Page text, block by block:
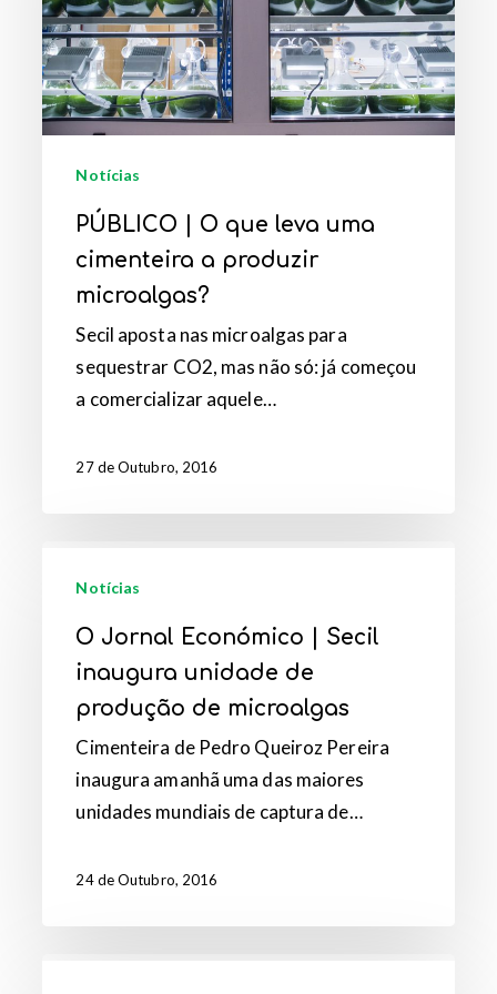
uma
cimenteira
a
produzir
microalgas?
Notícias
PÚBLICO | O que leva uma
cimenteira a produzir
microalgas?
Secil aposta nas microalgas para
sequestrar CO2, mas não só: já começou
a comercializar aquele…
27 de Outubro, 2016
Jornal
Secil
inaugura
unidade
produção
microalgas
Notícias
O Jornal Económico | Secil
inaugura unidade de
produção de microalgas
Cimenteira de Pedro Queiroz Pereira
inaugura amanhã uma das maiores
unidades mundiais de captura de…
24 de Outubro, 2016